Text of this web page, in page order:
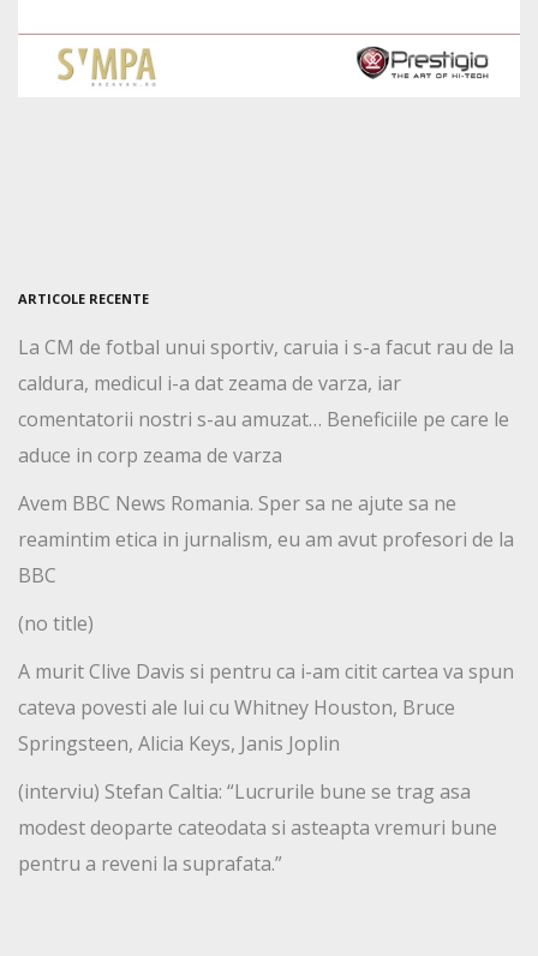
ARTICOLE RECENTE
La CM de fotbal unui sportiv, caruia i s-a facut rau de la
caldura, medicul i-a dat zeama de varza, iar
comentatorii nostri s-au amuzat… Beneficiile pe care le
aduce in corp zeama de varza
Avem BBC News Romania. Sper sa ne ajute sa ne
reamintim etica in jurnalism, eu am avut profesori de la
BBC
(no title)
A murit Clive Davis si pentru ca i-am citit cartea va spun
cateva povesti ale lui cu Whitney Houston, Bruce
Springsteen, Alicia Keys, Janis Joplin
(interviu) Stefan Caltia: “Lucrurile bune se trag asa
modest deoparte cateodata si asteapta vremuri bune
pentru a reveni la suprafata.”